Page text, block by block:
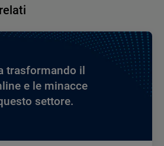
trasformando il
e le minacce
settore.